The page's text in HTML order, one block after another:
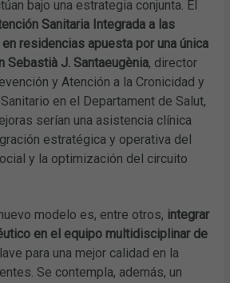
bajo una estrategia conjunta. El
Sanitaria Integrada a las
residencias apuesta por una única
Sebastià J. Santaeugènia, director
y Atención a la Cronicidad y
en el Departament de Salut,
serían una asistencia clínica
estratégica y operativa del
y la optimización del circuito
modelo es, entre otros, integrar
en el equipo multidisciplinar de
para una mejor calidad en la
Se contempla, además, un